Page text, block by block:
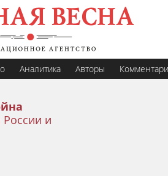
Аналитика Авторы
и